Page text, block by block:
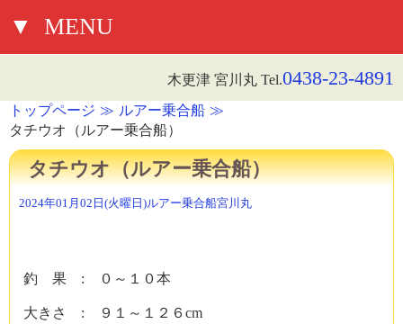
▼ MENU
木更津 宮川丸 Tel.0438-23-4891
トップページ
ルアー乗合船
タチウオ（ルアー乗合船）
タチウオ（ルアー乗合船）
2024年01月02日(火曜日)ルアー乗合船宮川丸
釣 果 : ０～１０本
大きさ : ９１～１２６cm